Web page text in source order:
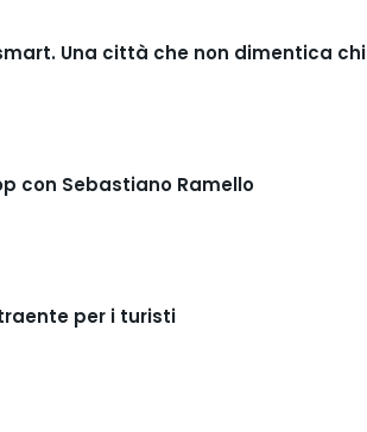
Una città che non dimentica chi
con Sebastiano Ramello
per i turisti